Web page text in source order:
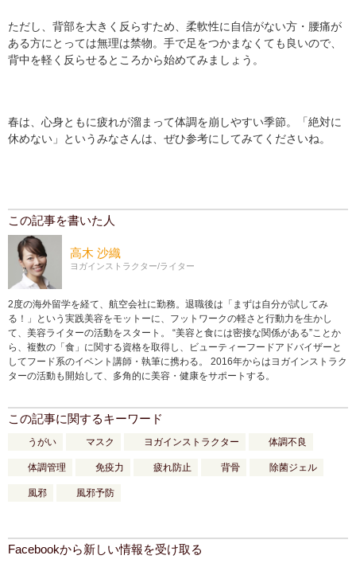
ただし、背部を大きく反らすため、柔軟性に自信がない方・腰痛が
ある方にとっては無理は禁物。手で足をつかまなくても良いので、
背中を軽く反らせるところから始めてみましょう。
春は、心身ともに疲れが溜まって体調を崩しやすい季節。「絶対に
休めない」というみなさんは、ぜひ参考にしてみてくださいね。
この記事を書いた人
高木 沙織
ヨガインストラクター/ライター
2度の海外留学を経て、航空会社に勤務。退職後は「まずは自分が試してみ
る！」という実践美容をモットーに、フットワークの軽さと行動力を生かし
て、美容ライターの活動をスタート。 “美容と食には密接な関係がある”ことか
ら、複数の「食」に関する資格を取得し、ビューティーフードアドバイザーと
してフード系のイベント講師・執筆に携わる。 2016年からはヨガインストラク
ターの活動も開始して、多角的に美容・健康をサポートする。
この記事に関するキーワード
うがい マスク ヨガインストラクター 体調不良
体調管理 免疫力 疲れ防止 背骨 除菌ジェル
風邪 風邪予防
Facebookから新しい情報を受け取る